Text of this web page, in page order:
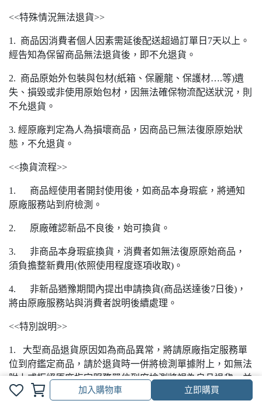
加入購物車 立即購買
<<特殊情況無法退貨>>
1. 商品因消費者個人因素需延後配送超過訂單日7天以上。
經告知為保留商品無法退貨後，即不允退貨。
2. 商品原始外包裝與包材(紙箱、保麗龍、保護材….等)遺
失、損毀或非使用原始包材，因無法確保物流配送狀況，則
不允退貨。
3. 經原廠判定為人為損壞商品，因商品已無法復原原始狀
態，不允退貨。
<<換貨流程>>
1. 商品經使用者開封使用後，如商品本身瑕疵，將通知
原廠服務站到府檢測。
2. 原廠確認新品不良後，始可換貨。
3. 非商品本身瑕疵換貨，消費者如無法復原原始商品，
須負擔整新費用(依照使用程度逐項收取)。
4. 非新品猶豫期間內提出申請換貨(商品送達後7日後)，
將由原廠服務站與消費者說明後續處理。
<<特別說明>>
1. 大型商品退貨原因如為商品異常，將請原廠指定服務單
位到府鑑定商品，請於退貨時一併將檢測單據附上，如無法
附上或拒絕原廠指定服務單位到府檢測將視為良品退貨，並
依照使用程度逐項收取費用。